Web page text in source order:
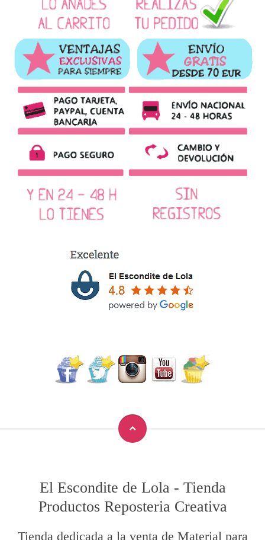
El Escondite de Lola - Tienda
Productos Reposteria Creativa
Tienda dedicada a la venta de Material para